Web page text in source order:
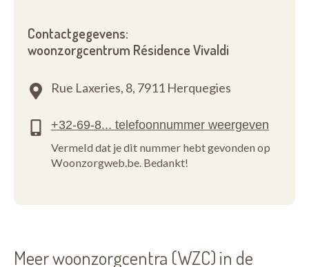
Contactgegevens:
woonzorgcentrum Résidence Vivaldi
Rue Laxeries, 8, 7911 Herquegies
Vermeld dat je dit nummer hebt gevonden op
Woonzorgweb.be. Bedankt!
Meer woonzorgcentra (WZC) in de